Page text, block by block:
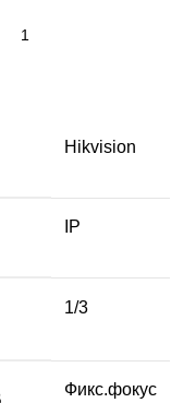
Hikvision
IP
1/3
Фикс.фокус